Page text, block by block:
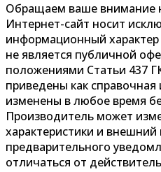
Обращаем ваше внимание
Интернет-сайт носит
информационный характер
не является публичной
положениями Статьи 437
приведены как
изменены в любое время
Производитель может
характеристики и внешний
предварительного
отличаться от